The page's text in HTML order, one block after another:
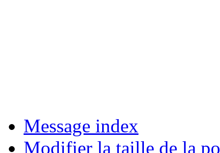
Message index
Modifier la taille de la